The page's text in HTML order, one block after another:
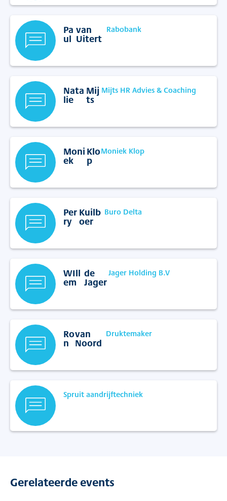
Pa
ul
van
Uitert
Rabobank
Nata
lie
Mij
ts
Mijts HR Advies & Coaching
Moni
ek
Klo
p
Moniek Klop
Per
ry
Kuilb
oer
Buro Delta
WIll
em
de
Jager
Jager Holding B.V
Ro
n
van
Noord
Druktemaker
Spruit aandrijftechniek
Gerelateerde events